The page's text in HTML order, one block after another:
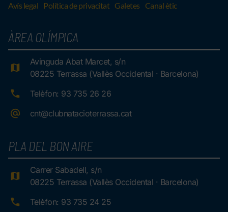
Avís legal Política de privacitat Galetes Canal ètic
ÀREA OLÍMPICA
Avinguda Abat Marcet, s/n
08225 Terrassa (Vallès Occidental · Barcelona)
Telèfon: 93 735 26 26
cnt@clubnatacioterrassa.cat
PLA DEL BON AIRE
Carrer Sabadell, s/n
08225 Terrassa (Vallès Occidental · Barcelona)
Telèfon: 93 735 24 25